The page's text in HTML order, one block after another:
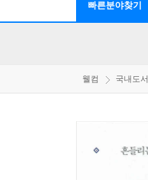
빠른분야찾기
웰컴 국내도서